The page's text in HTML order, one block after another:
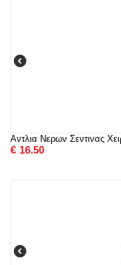
Αντλια Νερων Σεντινας
€ 16.50